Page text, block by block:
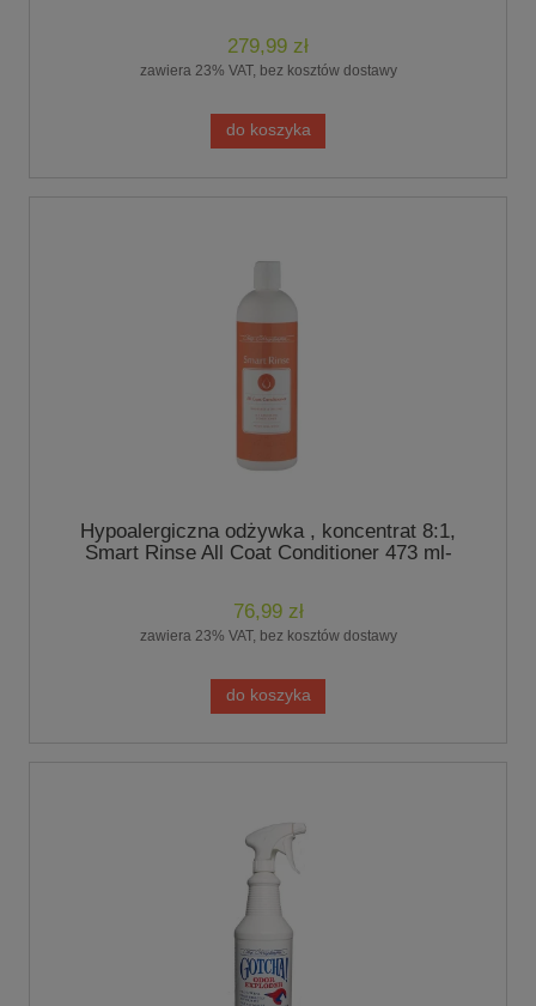
279,99 zł
zawiera 23% VAT, bez kosztów dostawy
do koszyka
Hypoalergiczna odżywka , koncentrat 8:1,
Smart Rinse All Coat Conditioner 473 ml-
76,99 zł
zawiera 23% VAT, bez kosztów dostawy
do koszyka